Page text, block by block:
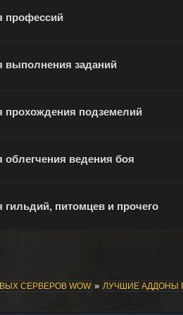
профессий
заданий
подземелий
ведения боя
питомцев и прочего
СЕРВЕРОВ WOW » ЛУЧШИЕ АДДОНЫ